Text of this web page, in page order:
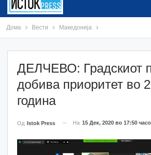
Дома Вести Македонија
ДЕЛЧЕВО: Градскиот
добива приоритет во
година
Од Istok Press На 15 Дек, 2020 во 17:50